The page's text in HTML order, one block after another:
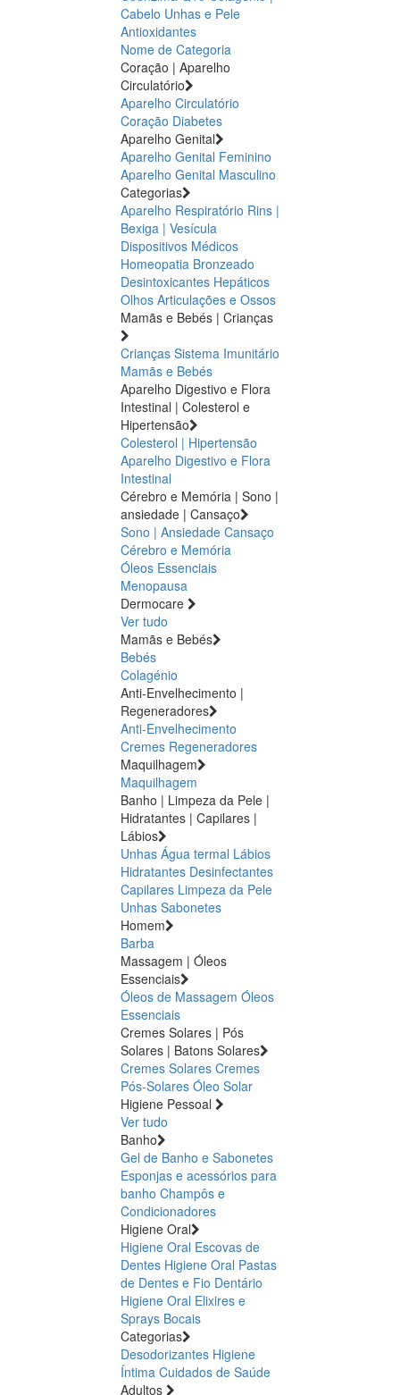
Cabelo Unhas e Pele
Antioxidantes
Nome de Categoria
Coração | Aparelho
Circulatório
Aparelho Circulatório
Coração Diabetes
Aparelho Genital
Aparelho Genital Feminino
Aparelho Genital Masculino
Categorias
Aparelho Respiratório Rins |
Bexiga | Vesícula
Dispositivos Médicos
Homeopatia Bronzeado
Desintoxicantes Hepáticos
Olhos Articulações e Ossos
Mamãs e Bebés | Crianças
Crianças Sistema Imunitário
Mamãs e Bebés
Aparelho Digestivo e Flora
Intestinal | Colesterol e
Hipertensão
Colesterol | Hipertensão
Aparelho Digestivo e Flora
Intestinal
Cérebro e Memória | Sono |
ansiedade | Cansaço
Sono | Ansiedade Cansaço
Cérebro e Memória
Óleos Essenciais
Menopausa
Dermocare
Ver tudo
Mamãs e Bebés
Bebés
Colagénio
Anti-Envelhecimento |
Regeneradores
Anti-Envelhecimento
Cremes Regeneradores
Maquilhagem
Maquilhagem
Banho | Limpeza da Pele |
Hidratantes | Capilares |
Lábios
Unhas Água termal Lábios
Hidratantes Desinfectantes
Capilares Limpeza da Pele
Unhas Sabonetes
Homem
Barba
Massagem | Óleos
Essenciais
Óleos de Massagem Óleos
Essenciais
Cremes Solares | Pós
Solares | Batons Solares
Cremes Solares Cremes
Pós-Solares Óleo Solar
Higiene Pessoal
Ver tudo
Banho
Gel de Banho e Sabonetes
Esponjas e acessórios para
banho Champôs e
Condicionadores
Higiene Oral
Higiene Oral Escovas de
Dentes Higiene Oral Pastas
de Dentes e Fio Dentário
Higiene Oral Elixires e
Sprays Bocais
Categorias
Desodorizantes Higiene
Íntima Cuidados de Saúde
Adultos